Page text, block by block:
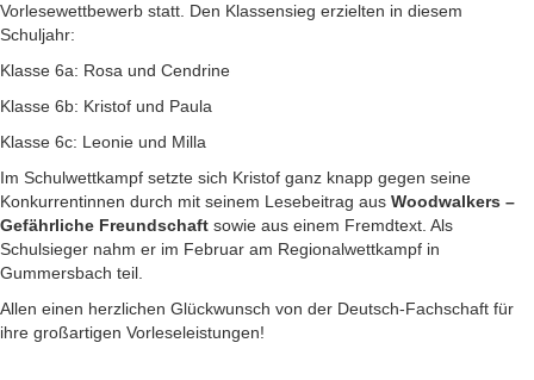
Vorlesewettbewerb statt. Den Klassensieg erzielten in diesem
Schuljahr:
Klasse 6a: Rosa und Cendrine
Klasse 6b: Kristof und Paula
Klasse 6c: Leonie und Milla
Im Schulwettkampf setzte sich Kristof ganz knapp gegen seine
Konkurrentinnen durch mit seinem Lesebeitrag aus Woodwalkers –
Gefährliche Freundschaft sowie aus einem Fremdtext. Als
Schulsieger nahm er im Februar am Regionalwettkampf in
Gummersbach teil.
Allen einen herzlichen Glückwunsch von der Deutsch-Fachschaft für
ihre großartigen Vorleseleistungen!